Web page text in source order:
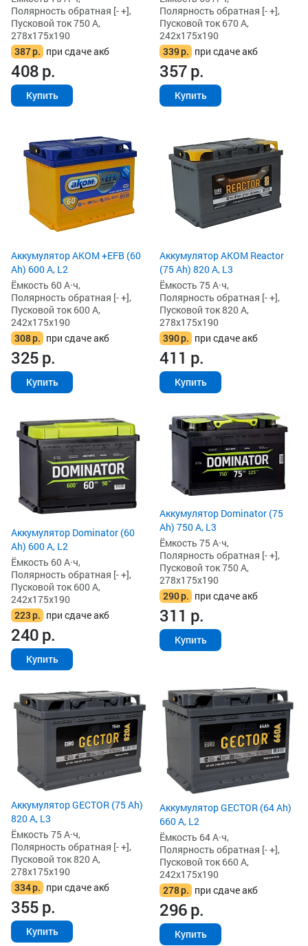
Полярность обратная [- +],
Пусковой ток 750 А,
278x175x190
387р. при сдаче акб
408р.
Купить
Полярность обратная [- +],
Пусковой ток 670 А,
242x175x190
339р. при сдаче акб
357р.
Купить
Аккумулятор AKOM +EFB (60
Ah) 600 А, L2
Ёмкость 60 А·ч,
Полярность обратная [- +],
Пусковой ток 600 А,
242x175x190
308р. при сдаче акб
325р.
Купить
Аккумулятор AKOM Reactor
(75 Ah) 820 А, L3
Ёмкость 75 А·ч,
Полярность обратная [- +],
Пусковой ток 820 А,
278x175x190
390р. при сдаче акб
411 р.
Купить
Аккумулятор Dominator (60
Ah) 600 А, L2
Ёмкость 60 А·ч,
Полярность обратная [- +],
Пусковой ток 600 А,
242x175x190
223р. при сдаче акб
240р.
Купить
Аккумулятор Dominator (75
Ah) 750 А, L3
Ёмкость 75 А·ч,
Полярность обратная [- +],
Пусковой ток 750 А,
278x175x190
290р. при сдаче акб
311 р.
Купить
Аккумулятор GECTOR (75 Ah)
820 А, L3
Ёмкость 75 А·ч,
Полярность обратная [- +],
Пусковой ток 820 А,
278x175x190
334р. при сдаче акб
355р.
Купить
Аккумулятор GECTOR (64 Ah)
660 А, L2
Ёмкость 64 А·ч,
Полярность обратная [- +],
Пусковой ток 660 А,
242x175x190
278р. при сдаче акб
296р.
Купить